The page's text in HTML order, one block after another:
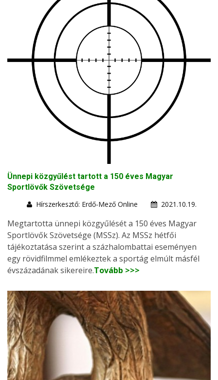
Ünnepi közgyűlést tartott a 150 éves Magyar
Sportlövők Szövetsége
Hírszerkesztő: Erdő-Mező Online
2021.10.19.
Megtartotta ünnepi közgyűlését a 150 éves Magyar
Sportlövők Szövetsége (MSSz). Az MSSz hétfői
tájékoztatása szerint a százhalombattai eseményen
egy rövidfilmmel emlékeztek a sportág elmúlt másfél
évszázadának sikereire.Tovább >>>